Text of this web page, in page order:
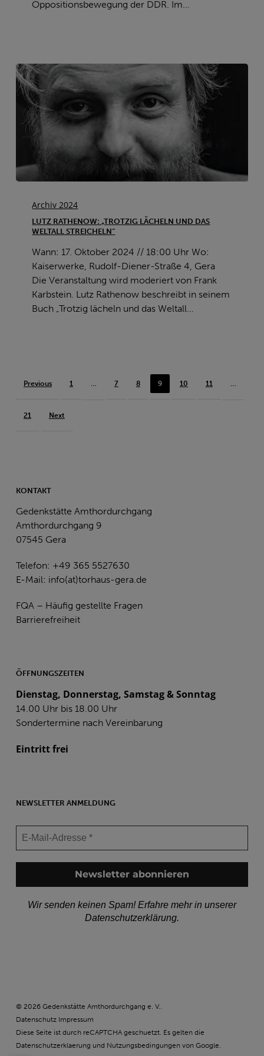
Oppositionsbewegung der DDR. Im…
Rathenow:
„Trotzig
lächeln
Weltall
streicheln“
Archiv 2024
LUTZ RATHENOW: „TROTZIG LÄCHELN UND DAS
WELTALL STREICHELN“
Wann: 17. Oktober 2024 // 18:00 Uhr Wo:
Kaiserwerke, Rudolf-Diener-Straße 4, Gera
Die Veranstaltung wird moderiert von Frank
Karbstein. Lutz Rathenow beschreibt in seinem
Buch „Trotzig lächeln und das Weltall…
Previous 1 … 7 8 9 10 11 …
21 Next
KONTAKT
Gedenkstätte Amthordurchgang
Amthordurchgang 9
07545 Gera
Telefon: +49 365 5527630
E-Mail: info(at)torhaus-gera.de
FQA – Häufig gestellte Fragen
Barrierefreiheit
ÖFFNUNGSZEITEN
Dienstag, Donnerstag, Samstag & Sonntag
14.00 Uhr bis 18.00 Uhr
Sondertermine nach Vereinbarung
Eintritt frei
NEWSLETTER ANMELDUNG
Wir senden keinen Spam! Erfahre mehr in unserer
Datenschutzerklärung.
© 2026 Gedenkstätte Amthordurchgang e. V..
Datenschutz Impressum
Diese Seite ist durch reCAPTCHA geschuetzt. Es gelten die
Datenschutzerklaerung und Nutzungsbedingungenvon Google.